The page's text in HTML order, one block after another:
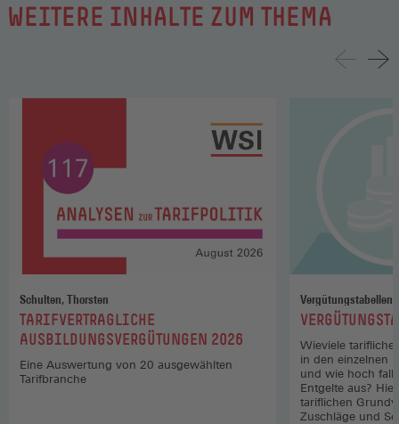
WEITERE INHALTE ZUM THEMA
Schulten, Thorsten
:
TARIFVERTRAGLICHE
AUSBILDUNGSVERGÜTUNGEN 2026
Eine Auswertung von 20 ausgewählten
Tarifbranche
Vergütungstabellen
:
Wieviele
in den einzelnen
und wie hoch
Entgelte aus?
tariflichen
Zuschläge und